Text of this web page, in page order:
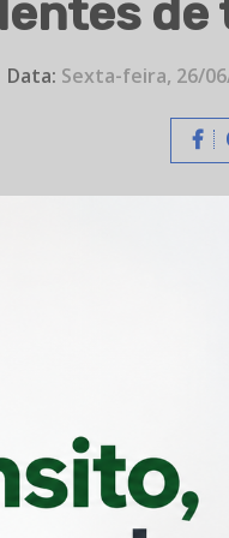
de
Data: Sexta-feira, 26/